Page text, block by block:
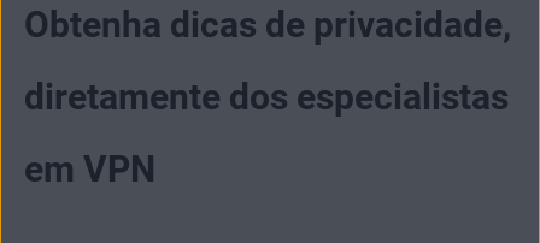
Obtenha dicas de privacidade,
diretamente dos especialistas
em VPN